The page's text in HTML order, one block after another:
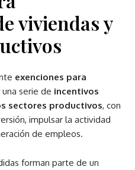
viviendas y
exenciones para
una serie de incentivos
sectores productivos, con
impulsar la actividad
de empleos.
forman parte de un